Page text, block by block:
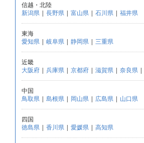
信越・北陸
新潟県 | 長野県 | 富山県 | 石川県 | 福井県
東海
愛知県 | 岐阜県 | 静岡県 | 三重県
近畿
大阪府 | 兵庫県 | 京都府 | 滋賀県 | 奈良県 |
中国
鳥取県 | 島根県 | 岡山県 | 広島県 | 山口県
四国
徳島県 | 香川県 | 愛媛県 | 高知県